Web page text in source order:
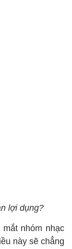
lợi dụng?
nhóm nhạc
này sẽ chẳng